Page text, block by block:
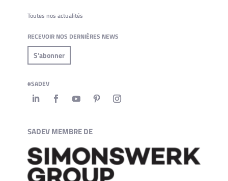
Toutes nos actualités
RECEVOIR NOS DERNIÈRES NEWS
S'abonner
#SADEV
SADEV MEMBRE DE